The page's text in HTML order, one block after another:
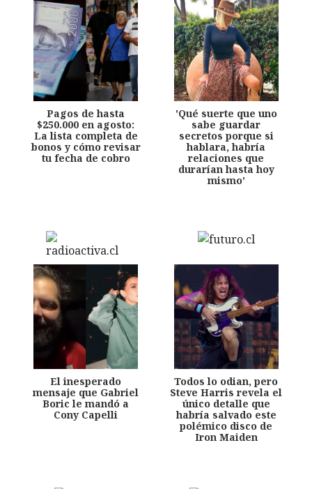
Pagos de hasta
$250.000 en agosto:
La lista completa de
bonos y cómo revisar
tu fecha de cobro
'Qué suerte que uno
sabe guardar
secretos porque si
hablara, habría
relaciones que
durarían hasta hoy
mismo'
El inesperado
mensaje que Gabriel
Boric le mandó a
Cony Capelli
Todos lo odian, pero
Steve Harris revela el
único detalle que
habría salvado este
polémico disco de
Iron Maiden